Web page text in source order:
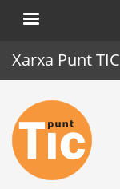
Xarxa Punt TIC
Inicio
Punt TIC
Actualidad